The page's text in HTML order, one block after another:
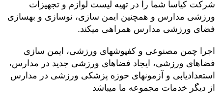
شرکت کیاسا شما را در تهیه لیست لوازم و تجهیزات
ورزشی مدارس و همچنین ایمن سازی، نوسازی و بهسازی
فضای ورزشی مدارس همراهی میکند.
اجرا چمن مصنوعی و کفپوشهای ورزشی، ایمن سازی
فضاهای ورزشی، ایجاد فضاهای ورزشی جدید در مدارس،
استعدادیابی و آزمونهای حوزه پزشکی ورزشی در مدارس
از دیگر خدمات مجموعه ما میباشد